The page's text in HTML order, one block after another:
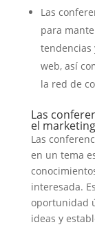
Las
para
tendencias
web, así
la red de
Las
el
Las
en un tema
interesada.
oportunidad
ideas y